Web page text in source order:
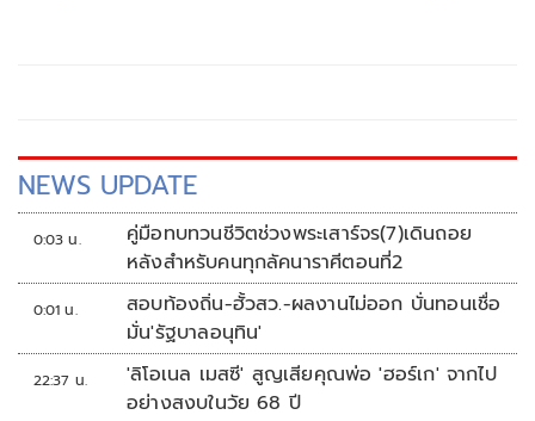
NEWS UPDATE
0:03 น.
คู่มือทบทวนชีวิตช่วงพระเสาร์จร(7)เดินถอย
หลังสำหรับคนทุกลัคนาราศีตอนที่2
0:01 น.
สอบท้องถิ่น-ฮั้วสว.-ผลงานไม่ออก บั่นทอนเชื่อ
มั่น'รัฐบาลอนุทิน'
22:37 น.
'ลิโอเนล เมสซี' สูญเสียคุณพ่อ 'ฮอร์เก' จากไป
อย่างสงบในวัย 68 ปี